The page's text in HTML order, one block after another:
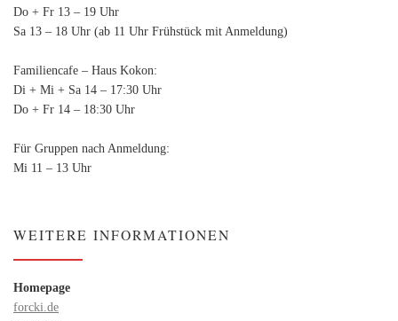
Do + Fr 13 – 19 Uhr
Sa 13 – 18 Uhr (ab 11 Uhr Frühstück mit Anmeldung)
Familiencafe – Haus Kokon:
Di + Mi + Sa 14 – 17:30 Uhr
Do + Fr 14 – 18:30 Uhr
Für Gruppen nach Anmeldung:
Mi 11 – 13 Uhr
WEITERE INFORMATIONEN
Homepage
forcki.de